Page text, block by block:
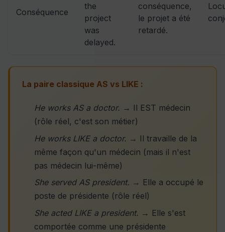
Conséquence
the
project
was
delayed.
conséquence,
le projet a été
retardé.
La paire classique AS vs LIKE :
He works AS a doctor. → Il EST médecin
(rôle réel, c'est son métier)
He works LIKE a doctor. → Il travaille de la
même façon qu'un médecin (mais il n'est
pas médecin lui-même)
She served AS president. → Elle a occupé le
poste de présidente (rôle réel)
She acted LIKE a president. → Elle s'est
comportée comme une présidente